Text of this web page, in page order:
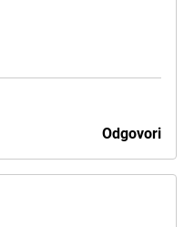
Odgovori